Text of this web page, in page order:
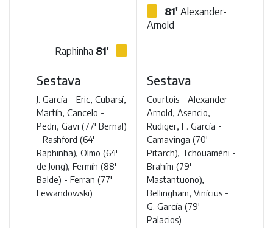
81' Alexander-
Arnold
Raphinha 81'
Sestava
J. García - Eric, Cubarsí,
Martín, Cancelo -
Pedri, Gavi (77' Bernal)
- Rashford (64'
Raphinha), Olmo (64'
de Jong), Fermín (88'
Balde) - Ferran (77'
Lewandowski)
Sestava
Courtois - Alexander-
Arnold, Asencio,
Rüdiger, F. García -
Camavinga (70'
Pitarch), Tchouaméni -
Brahím (79'
Mastantuono),
Bellingham, Vinícius -
G. García (79'
Palacios)